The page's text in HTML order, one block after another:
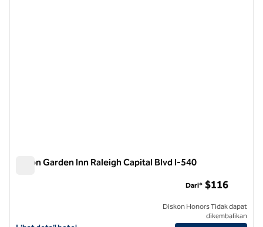
Hilton Garden Inn Raleigh Capital Blvd I-540
Dari* $116
Diskon Honors Tidak dapat
dikembalikan